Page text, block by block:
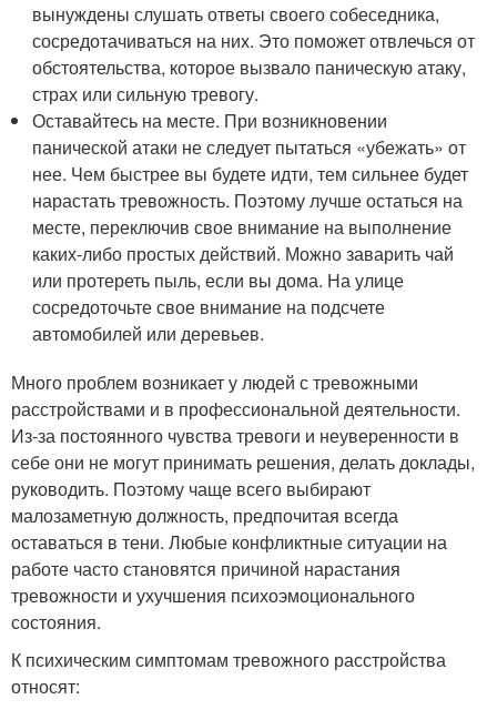
вынуждены слушать ответы своего собеседника,
сосредотачиваться на них. Это поможет отвлечься от
обстоятельства, которое вызвало паническую атаку,
страх или сильную тревогу.
Оставайтесь на месте. При возникновении
панической атаки не следует пытаться «убежать» от
нее. Чем быстрее вы будете идти, тем сильнее будет
нарастать тревожность. Поэтому лучше остаться на
месте, переключив свое внимание на выполнение
каких-либо простых действий. Можно заварить чай
или протереть пыль, если вы дома. На улице
сосредоточьте свое внимание на подсчете
автомобилей или деревьев.
Много проблем возникает у людей с тревожными
расстройствами и в профессиональной деятельности.
Из-за постоянного чувства тревоги и неуверенности в
себе они не могут принимать решения, делать доклады,
руководить. Поэтому чаще всего выбирают
малозаметную должность, предпочитая всегда
оставаться в тени. Любые конфликтные ситуации на
работе часто становятся причиной нарастания
тревожности и ухучшения психоэмоционального
состояния.
К психическим симптомам тревожного расстройства
относят: